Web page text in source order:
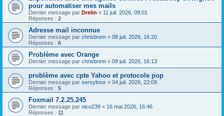
pour automatiser mes mails
Dernier message par Drelin « 11 juil. 2026, 09:01
Réponses : 2
Adresse mail inconnue
Dernier message par chrisbrem « 08 juil. 2026, 16:20
Réponses : 6
Problème avec Orange
Dernier message par chrisbrem « 08 juil. 2026, 16:13
problème avec cpte Yahoo et protocole pop
Dernier message par sersylmor « 04 juil. 2026, 22:09
Réponses : 5
Foxmail 7.2.25.245
Dernier message par nico239 « 16 mai 2026, 16:46
Réponses : 11